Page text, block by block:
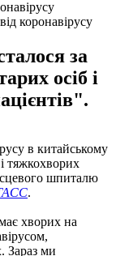
коронавірусу
за
осіб і
в китайському
тяжкохворих
шпиталю
.
хворих на
Зараз ми